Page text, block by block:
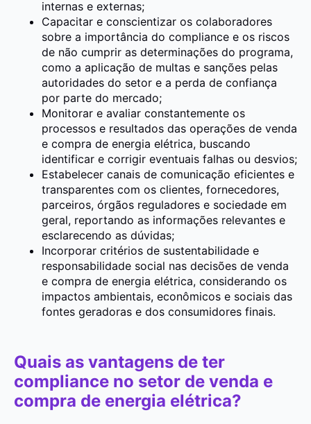
internas e externas;
Capacitar e conscientizar os colaboradores
sobre a importância do compliance e os riscos
de não cumprir as determinações do programa,
como a aplicação de multas e sanções pelas
autoridades do setor e a perda de confiança
por parte do mercado;
Monitorar e avaliar constantemente os
processos e resultados das operações de venda
e compra de energia elétrica, buscando
identificar e corrigir eventuais falhas ou desvios;
Estabelecer canais de comunicação eficientes e
transparentes com os clientes, fornecedores,
parceiros, órgãos reguladores e sociedade em
geral, reportando as informações relevantes e
esclarecendo as dúvidas;
Incorporar critérios de sustentabilidade e
responsabilidade social nas decisões de venda
e compra de energia elétrica, considerando os
impactos ambientais, econômicos e sociais das
fontes geradoras e dos consumidores finais.
Quais as vantagens de ter
compliance no setor de venda e
compra de energia elétrica?